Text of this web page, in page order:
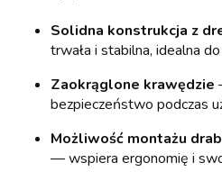
Solidna konstrukcja z
trwała i stabilna, idealna
Zaokrąglone krawędzie
bezpieczeństwo podczas
Możliwość montażu
— wspiera ergonomię i